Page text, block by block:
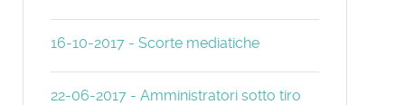
16-10-2017 - Scorte mediatiche
22-06-2017 - Amministratori sotto tiro